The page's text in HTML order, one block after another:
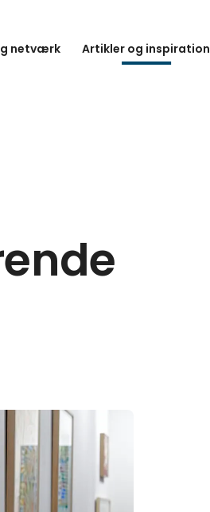
netværk Artikler og inspiration